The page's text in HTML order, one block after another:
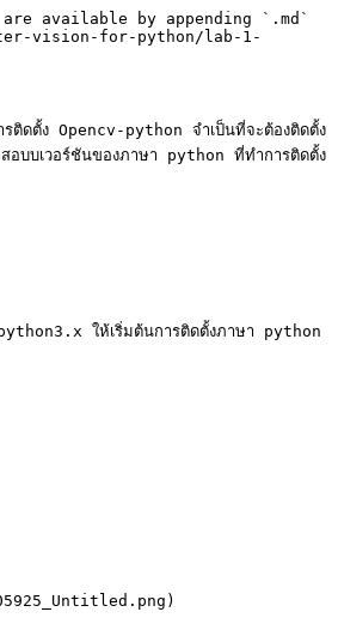
available by appending `.md`
vision-for-python/lab-1-
ตั้ง Opencv-python จำเป็นที่จะต้องติดตั้ง
บบเวอร์ชันของภาษา python ที่ทำการติดตั้ง
ให้เริ่มต้นการติดตั้งภาษา python